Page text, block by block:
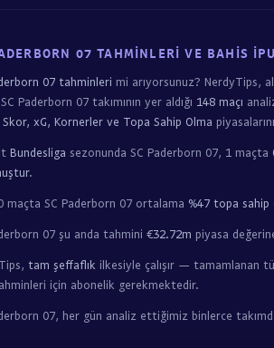
07 TAHMINLERI VE BAHIS
07 tahminleri mi arıyorsunuz? NerdyTips,
Paderborn 07 takımının yer aldığı 148 maçı
xG, Kornerler ve Topa Sahip Olma
Bundesliga sezonunda SC Paderborn 07, 1 maçta
.
maçta SC Paderborn 07 ortalama %47 topa sahip
07 şu anda tahmini €32.72m piyasa
tam şeffaflık ilkesiyle çalışır — tamamlanan
için abonelik gerekmektedir.
07, her gün analiz ettiğimiz binlerce